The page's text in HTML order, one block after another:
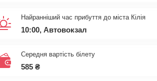
Найранніший час прибуття до міста Кілія
10:00, Автовокзал
Середня вартість білету
585 ₴